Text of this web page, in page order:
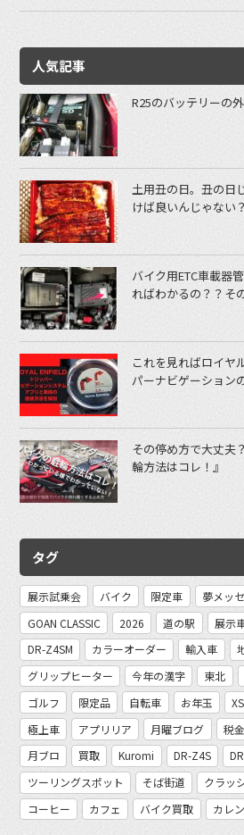
人気記事
R25のバッテリーの
土用丑の日。丑の日
けば良いんじゃない？
バイク用ETC車載器
ればわかるの？？そ
これを見ればロイヤ
パーナビゲーション
その停め方で大丈夫
輪方法はコレ！』
タグ
展示試乗会 バイク 限定車 夢メッ
GOAN CLASSIC
2026 道の駅 展示
DR-Z4SM
カラーオーダー 輸入車
グリップヒーター
今年の漢字 東北
ゴルフ
限定品 自転車 お年玉
極上車
アプリリア 月曜ブログ 税金
月ブロ
買取 Kuromi DR-Z4S
ツーリングスポット
そば街道 クラッ
コーヒー
カフェ バイク買取 カレ